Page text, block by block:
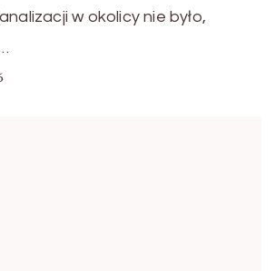
w okolicy nie było,